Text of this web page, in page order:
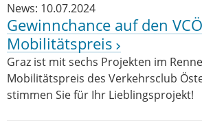
News: 10.07.2024
Gewinnchance auf den
Mobilitätspreis
Graz ist mit sechs Projekten im
Mobilitätspreis des Verkehrsclub
stimmen Sie für Ihr Lieblingsprojekt!